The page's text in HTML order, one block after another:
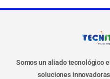
Somos un aliado tecnológico
soluciones